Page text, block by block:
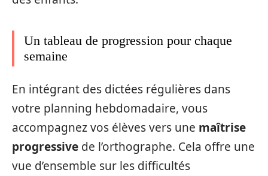
Un tableau de progression pour chaque
semaine
En intégrant des dictées régulières dans
votre planning hebdomadaire, vous
accompagnez vos élèves vers une maîtrise
progressive de l’orthographe. Cela offre une
vue d’ensemble sur les difficultés